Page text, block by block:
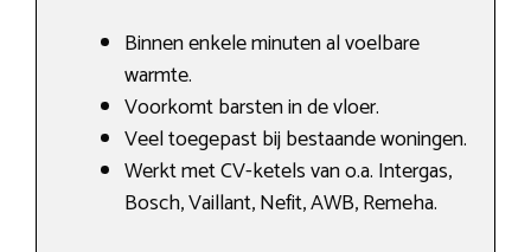
Binnen enkele minuten al voelbare
warmte.
Voorkomt barsten in de vloer.
Veel toegepast bij bestaande woningen.
Werkt met CV-ketels van o.a. Intergas,
Bosch, Vaillant, Nefit, AWB, Remeha.